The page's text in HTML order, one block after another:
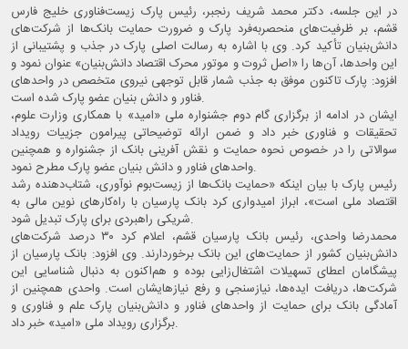
در این جلسه، دکتر محمد شریف رنجبر، رئیس پارک زیست‌فناوری خلیج فارس
قشم، بر ظرفیت‌های منحصربه‌فرد پارک و ضرورت حمایت بانک‌ها از شرکت‌های
دانش‌بنیان تأکید کرد. وی با اشاره به رسالت اصلی پارک در جذب و پشتیبانی از
این واحدها، آن‌ها را «اصل ثروت و موتور محرک اقتصاد دانش‌بنیان» عنوان نمود و
افزود: پارک تاکنون موفق به جذب شمار قابل توجهی نیروی متخصص در واحدهای
فناور و دانش بنیان عضو پارک شده است.
ایشان در ادامه از برگزاری گام دوم جشنواره ملی «امید» با همکاری وزارت علوم،
تحقیقات و فناوری خبر داد و ضمن ارائه توضیحاتی پیرامون جزییات رویداد
سوالاتی را در خصوص نحوه حمایت و نقش آفرینی بانک از جشنواره و همچنین
واحدهای فناور و دانش بنیان عضو پارک مطرح نمود.
رئیس پارک با بیان اینکه «حمایت بانک‌ها از زیست‌بوم نوآوری، شتاب‌دهنده رشد
اقتصاد ملی است»، ابراز امیدواری کرد بانک پارسیان با راه‌کارهای نوین مالی به
شریکی راهبردی برای پارک تبدیل شود.
محمدرضا واحدی، رئیس بانک پارسیان قشم، اعلام کرد ۳۰ درصد شرکت‌های
دانش‌بنیان کشور از حمایت‌های این بانک برخوردارند. وی افزود: بانک پارسیان از
پیشگامان اعطای تسهیلات اشتغال‌زایی بوده و هم‌اکنون به دنبال شناسایی این
شرکت‌ها، دریافت ایده‌ها، نیازسنجی و رفع نیازهایشان است. واحدی همچنین از
آمادگی بانک برای حمایت از واحدهای فناور و دانش‌بنیان پارک علم و فناوری و
برگزاری رویداد ملی «امید» خبر داد.